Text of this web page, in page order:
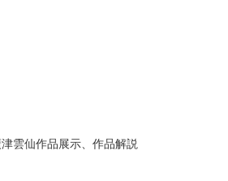
雲仙​作品展示、作品解説